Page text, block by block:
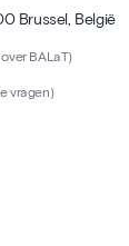
Brussel, België
BALaT)
vragen)